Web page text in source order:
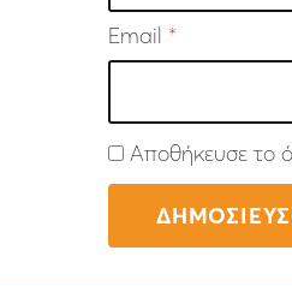
Email *
Αποθήκευσε το